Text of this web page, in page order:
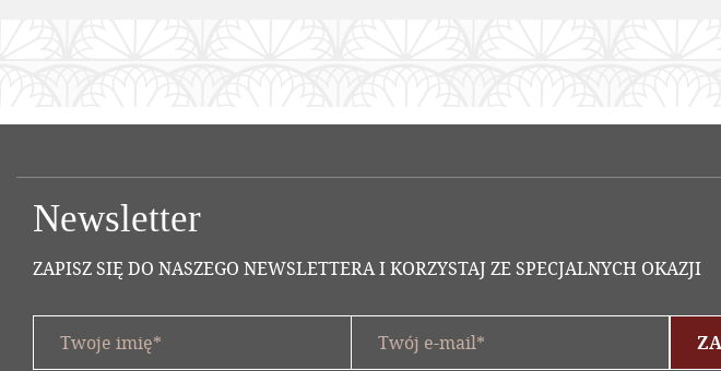
Newsletter
ZAPISZ SIĘ DO NASZEGO NEWSLETTERA I KORZYSTAJ ZE SPECJALNYCH OKAZJI